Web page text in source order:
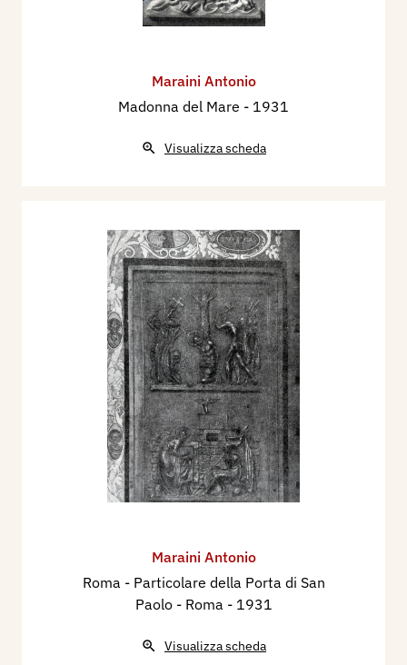
Maraini Antonio
Madonna del Mare - 1931
Visualizza scheda
Maraini Antonio
Roma - Particolare della Porta di San
Paolo - Roma - 1931
Visualizza scheda